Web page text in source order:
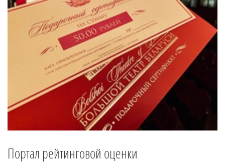
Портал рейтинговой оценки